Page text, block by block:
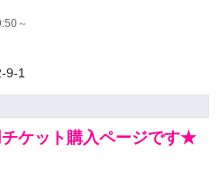
～
9-1
ケット購入ページです★